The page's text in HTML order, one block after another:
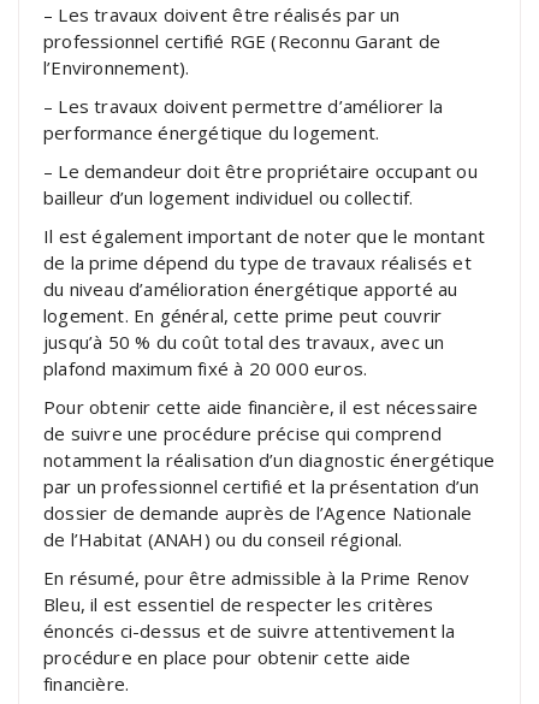
– Les travaux doivent être réalisés par un
professionnel certifié RGE (Reconnu Garant de
l’Environnement).
– Les travaux doivent permettre d’améliorer la
performance énergétique du logement.
– Le demandeur doit être propriétaire occupant ou
bailleur d’un logement individuel ou collectif.
Il est également important de noter que le montant
de la prime dépend du type de travaux réalisés et
du niveau d’amélioration énergétique apporté au
logement. En général, cette prime peut couvrir
jusqu’à 50 % du coût total des travaux, avec un
plafond maximum fixé à 20 000 euros.
Pour obtenir cette aide financière, il est nécessaire
de suivre une procédure précise qui comprend
notamment la réalisation d’un diagnostic énergétique
par un professionnel certifié et la présentation d’un
dossier de demande auprès de l’Agence Nationale
de l’Habitat (ANAH) ou du conseil régional.
En résumé, pour être admissible à la Prime Renov
Bleu, il est essentiel de respecter les critères
énoncés ci-dessus et de suivre attentivement la
procédure en place pour obtenir cette aide
financière.